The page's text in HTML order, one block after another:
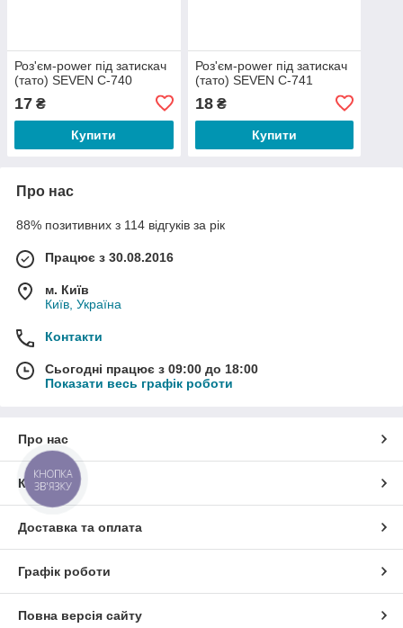
Роз'єм-power під затискач
(тато) SEVEN C-740
17 ₴
Купити
Роз'єм-power під затискач
(тато) SEVEN C-741
18₴
Купити
Про нас
88% позитивних з 114 відгуків за рік
Працює з 30.08.2016
м. Київ
Київ, Україна
Контакти
Сьогодні працює з 09:00 до 18:00
Показати весь графік роботи
Про нас
Контакти
Доставка та оплата
Графік роботи
Повна версія сайту
КНОПКА
ЗВ'ЯЗКУ